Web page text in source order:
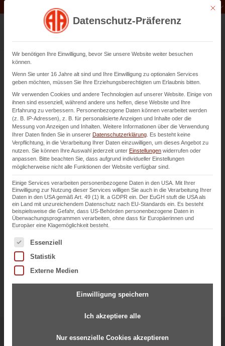
Bestandsplan /
Entwässerungsplan –
Erstellung in Viernheim
Unsere Unterstützung bei der Erfassung Ihres
Entwässerungssystems
Kontaktieren Sie uns
Starke Partnerschaften für
Mit
Datenschutz-Präferenz
Wir benötigen Ihre Einwilligung, bevor Sie unsere Website weiter besuchen
können.
Wenn Sie unter 16 Jahre alt sind und Ihre Einwilligung zu optionalen Services
geben möchten, müssen Sie Ihre Erziehungsberechtigten um Erlaubnis bitten.
Wir verwenden Cookies und andere Technologien auf unserer Website. Einige von
ihnen sind essenziell, während andere uns helfen, diese Website und Ihre
Erfahrung zu verbessern. Personenbezogene Daten können verarbeitet werden
(z. B. IP-Adressen), z. B. für personalisierte Anzeigen und Inhalte oder die
Messung von Anzeigen und Inhalten. Weitere Informationen über die Verwendung
Ihrer Daten finden Sie in unserer Datenschutzerklärung Es besteht keine
Verpflichtung, in die Verarbeitung Ihrer Daten einzuwilligen, um dieses Angebot zu
nutzen. Sie können Ihre Auswahl jederzeit unter Einstellungen widerrufen oder
anpassen. Bitte beachten Sie, dass aufgrund individueller Einstellungen
möglicherweise nicht alle Funktionen der Website verfügbar sind.
Einige Services verarbeiten personenbezogene Daten in den USA. Mit Ihrer
Einwilligung zur Nutzung dieser Services willigen Sie auch in die Verarbeitung Ihrer
Daten in den USA gemäß Art. 49 (1) lit. a GDPR ein. Der EuGH stuft die USA als
ein Land mit unzureichendem Datenschutz nach EU-Standards ein. Es besteht
beispielsweise die Gefahr, dass US-Behörden personenbezogene Daten in
Überwachungsprogrammen verarbeiten, ohne dass für Europäerinnen und
Europäer eine Klagemöglichkeit besteht.
Es folgt eine Liste der Service-Gruppen, für die eine
Essenziell
Statistik
Externe Medien
Einwilligung speichern
Ich akzeptiere alle
Nur essenzielle Cookies akzeptieren